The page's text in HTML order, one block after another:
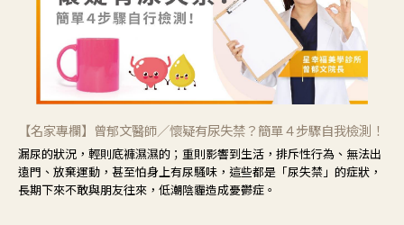
【名家專欄】曾郁文醫師／懷疑有尿失禁？簡單４步驟自我檢測！
漏尿的狀況，輕則底褲濕濕的；重則影響到生活，排斥性行為、無法出
遠門、放棄運動，甚至怕身上有尿騷味，這些都是「尿失禁」的症狀，
長期下來不敢與朋友往來，低潮陰霾造成憂鬱症。